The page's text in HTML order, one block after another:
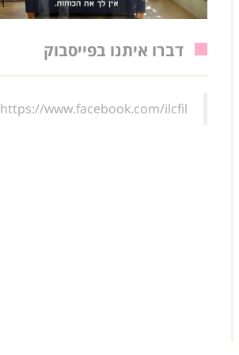
דברו איתנו בפייסבוק
https://www.facebook.com/ilcfil